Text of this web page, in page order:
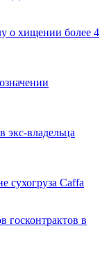
о хищении более 4
экс-владельца
сухогруза Caffa
госконтрактов в